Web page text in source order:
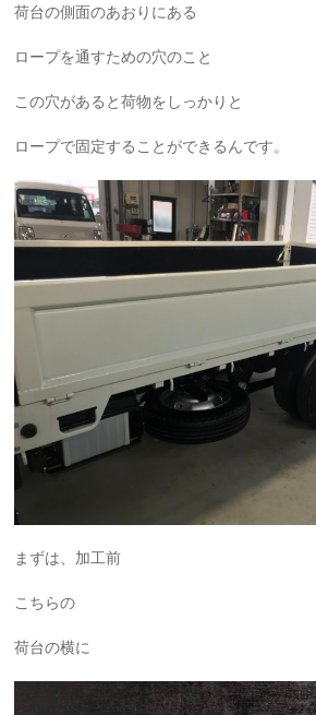
荷台の側面のあおりにある
ロープを通すための穴のこと
この穴があると荷物をしっかりと
ロープで固定することができるんです。
まずは、加工前
こちらの
荷台の横に